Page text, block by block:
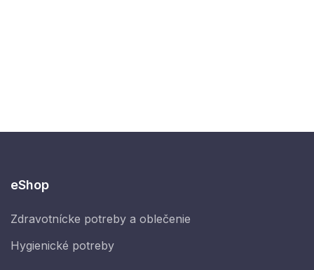
eShop
Zdravotnícke potreby a oblečenie
Hygienické potreby